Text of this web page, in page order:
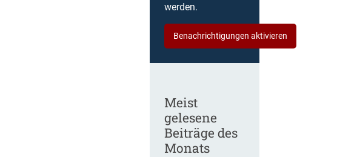
werden.
Benachrichtigungen aktivieren
Meist
gelesene
Beiträge des
Monats